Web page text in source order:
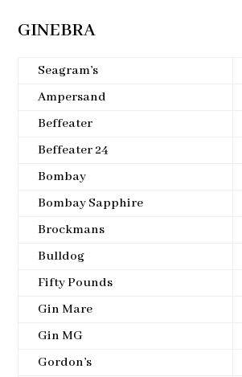
GINEBRA
Seagram’s
Ampersand
Beffeater
Beffeater 24
Bombay
Bombay Sapphire
Brockmans
Bulldog
Fifty Pounds
Gin Mare
Gin MG
Gordon’s